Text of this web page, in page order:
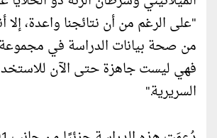
"على الرغم من أن نتائجنا واعدة،
من صحة بيانات الدراسة في مجموعة
فهي ليست جاهزة حتى الآن
السريرية."